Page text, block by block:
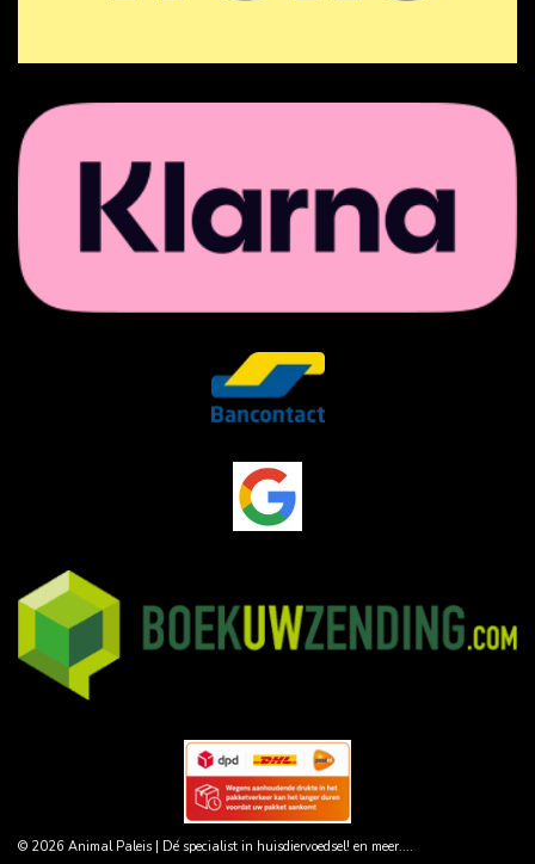
© 2026 Animal Paleis | Dé specialist in huisdiervoedsel! en meer....